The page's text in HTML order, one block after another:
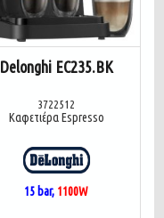
Delonghi EC235.BK
3722512
Καφετιέρα Espresso
15 bar, 1100W